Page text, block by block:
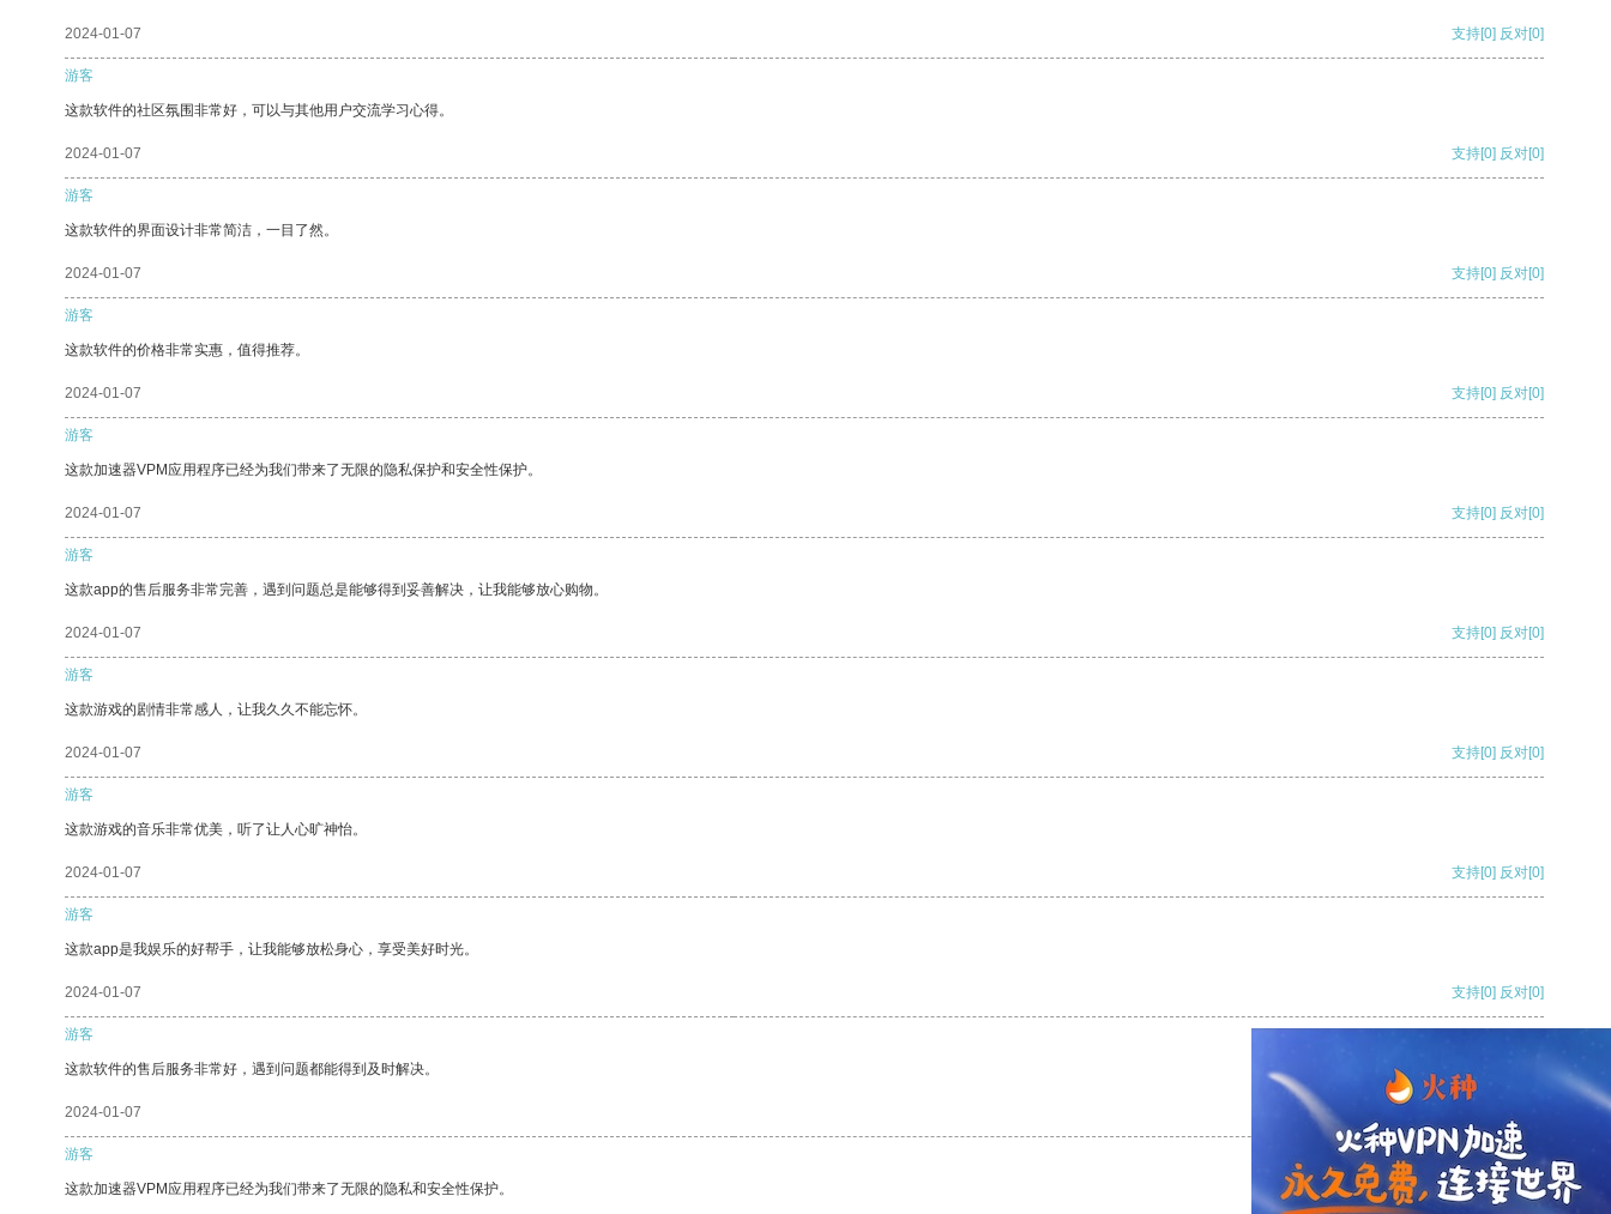
2024-01-07 支持[0] 反对[0]
游客
这款软件的社区氛围非常好，可以与其他用户交流学习心得。
2024-01-07 支持[0] 反对[0]
游客
这款软件的界面设计非常简洁，一目了然。
2024-01-07 支持[0] 反对[0]
游客
这款软件的价格非常实惠，值得推荐。
2024-01-07 支持[0] 反对[0]
游客
这款加速器VPM应用程序已经为我们带来了无限的隐私保护和安全性保护。
2024-01-07 支持[0] 反对[0]
游客
这款app的售后服务非常完善，遇到问题总是能够得到妥善解决，让我能够放心购物。
2024-01-07 支持[0] 反对[0]
游客
这款游戏的剧情非常感人，让我久久不能忘怀。
2024-01-07 支持[0] 反对[0]
游客
这款游戏的音乐非常优美，听了让人心旷神怡。
2024-01-07 支持[0] 反对[0]
游客
这款app是我娱乐的好帮手，让我能够放松身心，享受美好时光。
2024-01-07 支持[0] 反对[0]
游客
这款软件的售后服务非常好，遇到问题都能得到及时解决。
2024-01-07
游客
这款加速器VPM应用程序已经为我们带来了无限的隐私和安全性保护。